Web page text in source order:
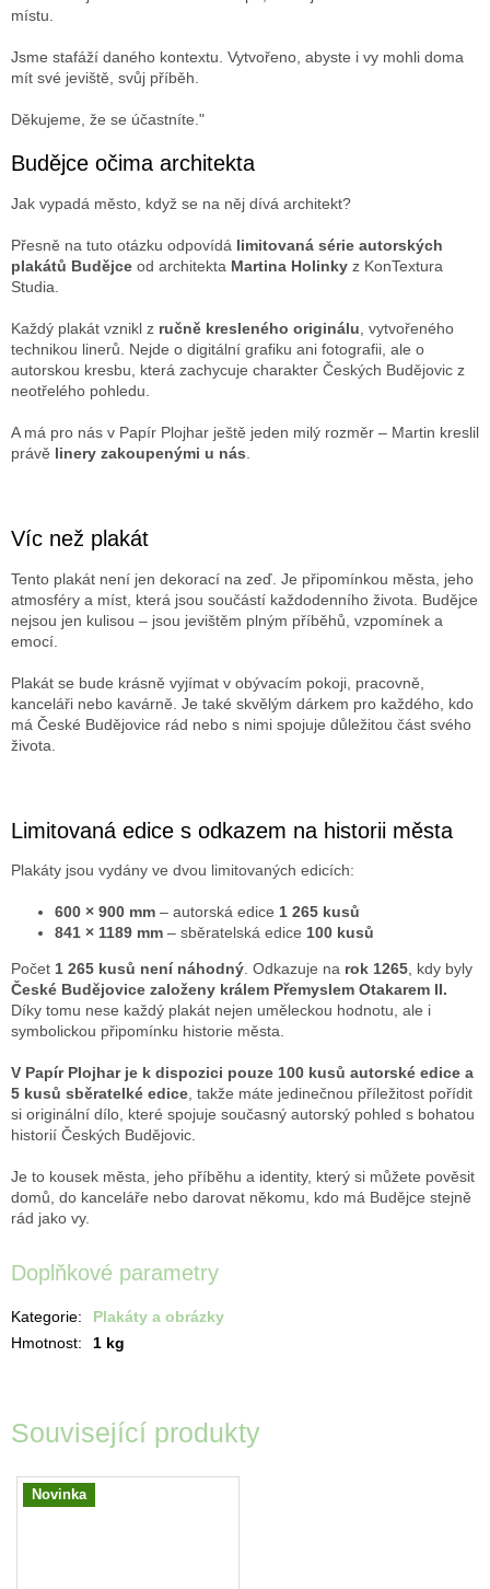
Související produkty
Novinka
místu.
Jsme stafáží daného kontextu. Vytvořeno, abyste i vy mohli doma
mít své jeviště, svůj příběh.
Děkujeme, že se účastníte."
Budějce očima architekta
Jak vypadá město, když se na něj dívá architekt?
Přesně na tuto otázku odpovídá limitovaná série autorských
plakátů Budějce od architekta Martina Holinky z KonTextura
Studia.
Každý plakát vznikl z ručně kresleného originálu , vytvořeného
technikou linerů. Nejde o digitální grafiku ani fotografii, ale o
autorskou kresbu, která zachycuje charakter Českých Budějovic z
neotřelého pohledu.
A má pro nás v Papír Plojhar ještě jeden milý rozměr – Martin kreslil
právě linery zakoupenými u nás
Víc než plakát
Tento plakát není jen dekorací na zeď. Je připomínkou města, jeho
atmosféry a míst, která jsou součástí každodenního života. Budějce
nejsou jen kulisou – jsou jevištěm plným příběhů, vzpomínek a
emocí.
Plakát se bude krásně vyjímat v obývacím pokoji, pracovně,
kanceláři nebo kavárně. Je také skvělým dárkem pro každého, kdo
má České Budějovice rád nebo s nimi spojuje důležitou část svého
života.
Limitovaná edice s odkazem na historii města
Plakáty jsou vydány ve dvou limitovaných edicích:
600 × 900 mm – autorská edice 1 265 kusů
841 × 1189 mm – sběratelská edice 100 kusů
Počet 1 265 kusů není náhodný . Odkazuje na rok 1265 , kdy byly
České Budějovice založeny králem Přemyslem Otakarem II.
Díky tomu nese každý plakát nejen uměleckou hodnotu, ale i
symbolickou připomínku historie města.
V Papír Plojhar je k dispozici pouze 100 kusů autorské edice a
5 kusů sběratelké edice , takže máte jedinečnou příležitost pořídit
si originální dílo, které spojuje současný autorský pohled s bohatou
historií Českých Budějovic.
Je to kousek města, jeho příběhu a identity, který si můžete pověsit
domů, do kanceláře nebo darovat někomu, kdo má Budějce stejně
rád jako vy.
Doplňkové parametry
Kategorie:
Plakáty a obrázky
Hmotnost: 1 kg